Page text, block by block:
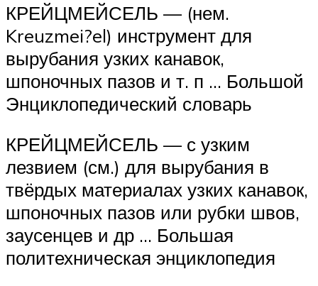
КРЕЙЦМЕЙСЕЛЬ — (нем.
Kreuzmei?el) инструмент для
вырубания узких канавок,
шпоночных пазов и т. п … Большой
Энциклопедический словарь
КРЕЙЦМЕЙСЕЛЬ — с узким
лезвием (см.) для вырубания в
твёрдых материалах узких канавок,
шпоночных пазов или рубки швов,
заусенцев и др … Большая
политехническая энциклопедия